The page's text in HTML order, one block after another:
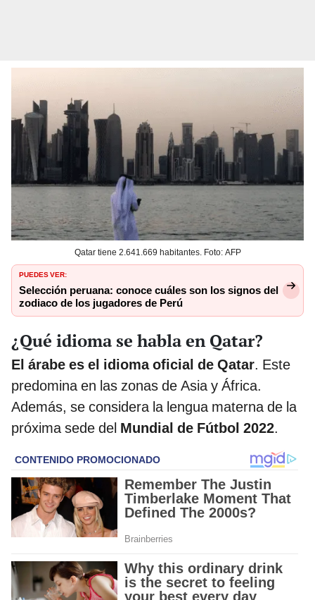
Qatar tiene 2.641.669 habitantes. Foto: AFP
PUEDES VER:
Selección peruana: conoce cuáles son los signos del
zodiaco de los jugadores de Perú
¿Qué idioma se habla en Qatar?
El árabe es el idioma oficial de Qatar. Este
predomina en las zonas de Asia y África.
Además, se considera la lengua materna de la
próxima sede del Mundial de Fútbol 2022.